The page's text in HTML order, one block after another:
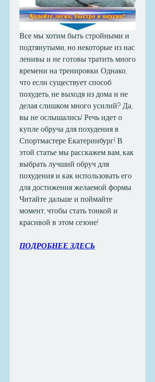
Все мы хотим быть стройными и
подтянутыми, но некоторые из нас
ленивы и не готовы тратить много
времени на тренировки. Однако,
что если существует способ
похудеть, не выходя из дома и не
делая слишком много усилий? Да,
вы не ослышались! Речь идет о
купле обруча для похудения в
Спортмастере Екатеринбург! В
этой статье мы расскажем вам, как
выбрать лучший обруч для
похудения и как использовать его
для достижения желаемой формы.
Читайте дальше и поймайте
момент, чтобы стать тонкой и
красивой в этом сезоне!
ПОДРОБНЕЕ ЗДЕСЬ